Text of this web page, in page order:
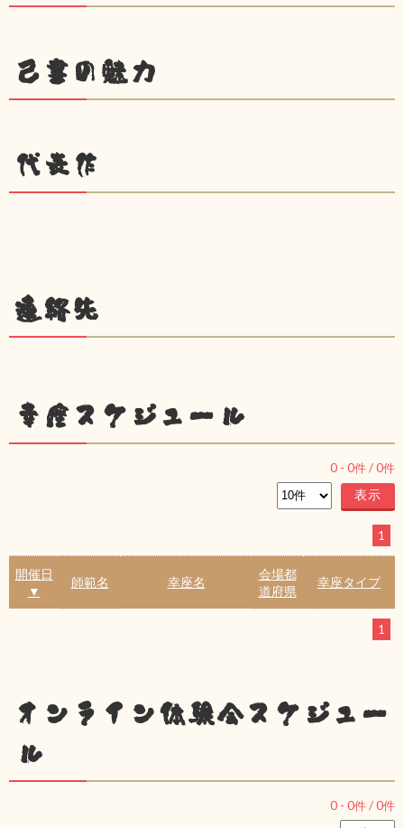
己書の魅力
代表作
連絡先
幸座スケジュール
0 - 0件 /0件
1
開催日
▼
師範名 幸座名
会場都
道府県
幸座タイプ
1
オンライン体験会スケジュー
ル
0 - 0件 /0件